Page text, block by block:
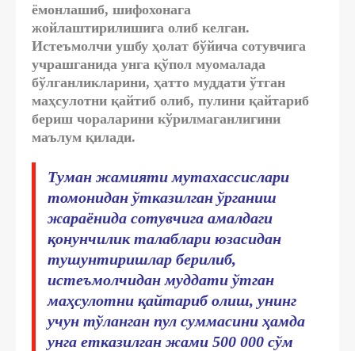
ёмонлашиб, шифохонага
жойлаштирилишига олиб келган.
Истеъмолчи ушбу ҳолат бўйича сотувчига
учрашганида унга қўпол муомалада
бўлганликларини, ҳатто муддати ўтган
маҳсулотни қайтиб олиб, пулини қайтариб
бериш чораларини кўрилмаганлигини
маълум қилади.
Туман жамияти мутахассислари
томонидан ўтказилган ўрганиш
жараёнида сотувчига амалдаги
қонунчилик талаблари юзасидан
тушунтиришлар берилиб,
истеъмолчидан муддати ўтган
маҳсулотни қайтариб олиш, унинг
учун тўланган пул суммасини ҳамда
унга етказилган жами 500 000 сўм